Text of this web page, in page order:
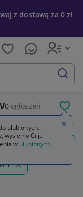
z dostawą za 0 zł
szukaj
0 ogłoszeń
Wianki
słomiane
ulubionych.
wyślemy Ci je
w ulubionych